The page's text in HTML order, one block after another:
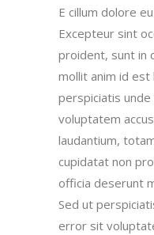
E cillum dolore
Excepteur sint
proident, sunt in
mollit anim id est
perspiciatis
voluptatem
laudantium,
cupidatat non
officia deserunt
Sed ut
error sit